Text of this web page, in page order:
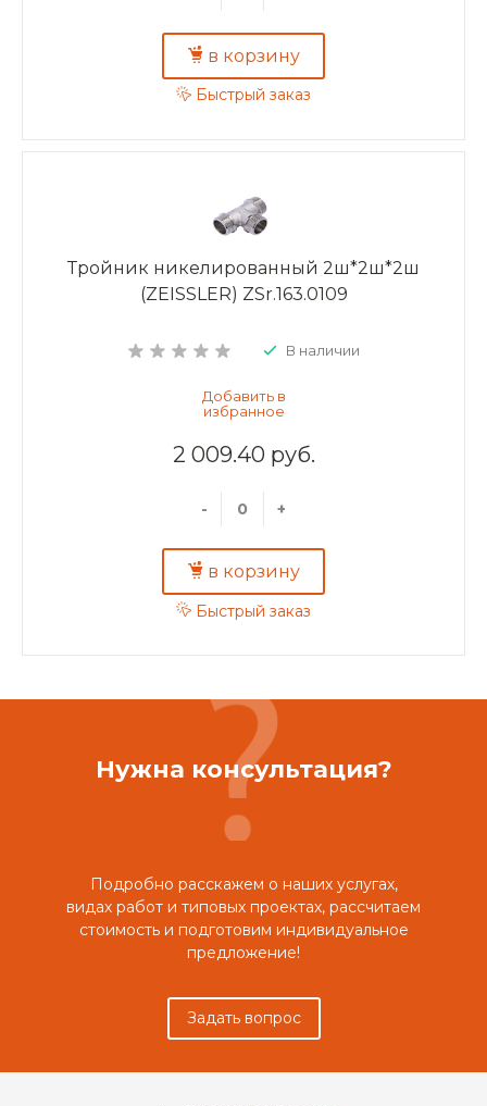
в корзину
Быстрый заказ
Тройник никелированный 2ш*2ш*2ш
(ZEISSLER) ZSr.163.0109
В наличии
2 009.40 руб.
- +
в корзину
Быстрый заказ
Нужна консультация?
Подробно расскажем о наших услугах,
видах работ и типовых проектах, рассчитаем
стоимость и подготовим индивидуальное
предложение!
Задать вопрос